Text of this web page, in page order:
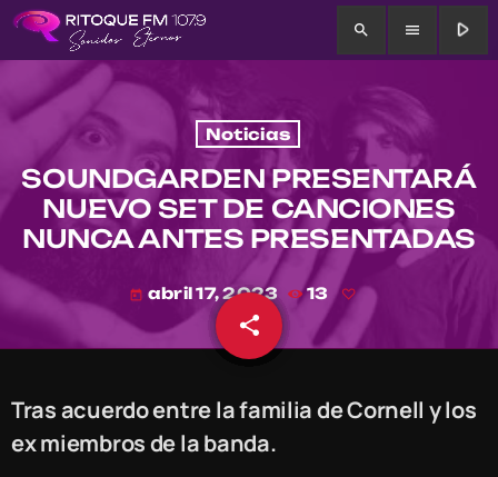
search menu play_arrow
Noticias
SOUNDGARDEN PRESENTARÁ
NUEVO SET DE CANCIONES
NUNCA ANTES PRESENTADAS
today abril 17, 2023 13
share
email
Tras acuerdo entre la familia de Cornell y los
ex miembros de la banda.